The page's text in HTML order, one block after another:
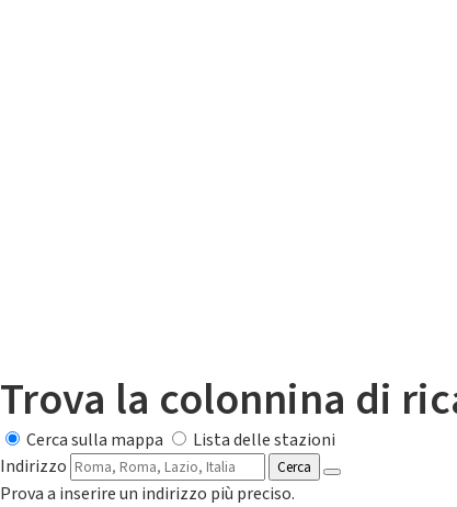
Trova la colonnina di
Cerca sulla mappa
Lista delle stazioni
Indirizzo
Cerca
Prova a inserire un indirizzo più preciso.